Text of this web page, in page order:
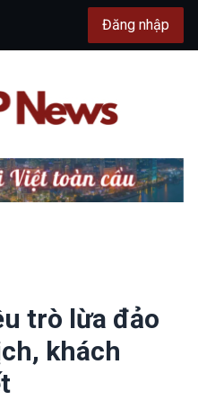
Đăng nhập
trò lừa đảo
khách